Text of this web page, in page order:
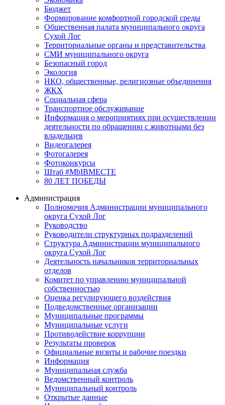
Бюджет
Формирование комфортной городской среды
Общественная палата муниципального округа
Сухой Лог
Территориальные органы и представительства
СМИ муниципального округа
Безопасный город
Экология
НКО, общественные, религиозные объединения
ЖКХ
Социальная сфера
Транспортное обслуживание
Информация о мероприятиях при осуществлении
деятельности по обращению с животными без
владельцев
Видеогалерея
Фотогалерея
Фотоконкурсы
Штаб #MbIBMECTE
80 ЛЕТ ПОБЕДЫ
Администрация
Полномочия Администрации муниципального
округа Сухой Лог
Руководство
Руководители структурных подразделений
Структура Администрации муниципального
округа Сухой Лог
Деятельность начальников территориальных
отделов
Комитет по управлению муниципальной
собственностью
Оценка регулирующего воздействия
Подведомственные организации
Муниципальные программы
Муниципальные услуги
Противодействие коррупции
Результаты проверок
Официальные визиты и рабочие поездки
Информация
Муниципальная служба
Ведомственный контроль
Муниципальный контроль
Открытые данные